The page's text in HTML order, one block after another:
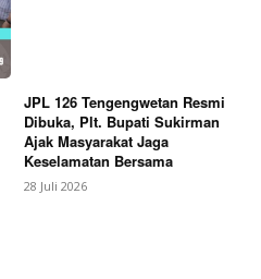
JPL 126 Tengengwetan Resmi
Dibuka, Plt. Bupati Sukirman
Ajak Masyarakat Jaga
Keselamatan Bersama
28 Juli 2026